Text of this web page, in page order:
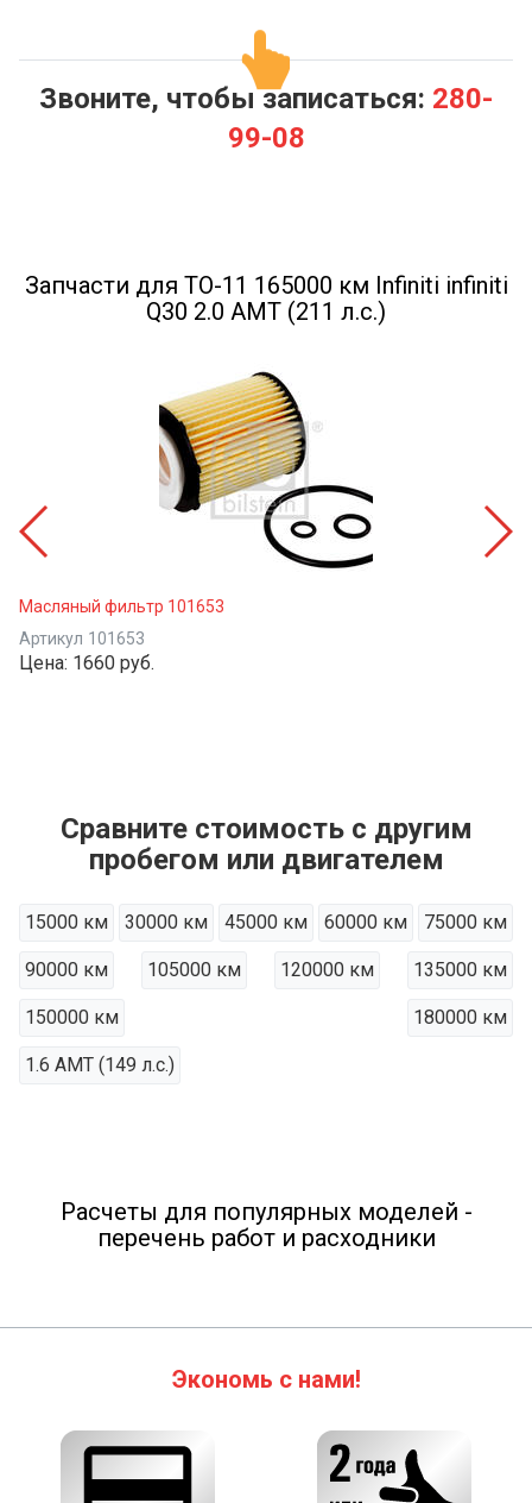
Звоните, чтобы записаться: 280-
99-08
Запчасти для ТО-11 165000 км Infiniti infiniti
Q30 2.0 AMT (211 л.с.)
Масляный фильтр 101653
Артикул 101653
Цена: 1660 руб.
Сравните стоимость с другим
пробегом или двигателем
15000 км 30000 км 45000 км 60000 км 75000 км
90000 км 105000 км 120000 км 135000 км
150000 км 180000 км
1.6 AMT (149 л.с.)
Расчеты для популярных моделей -
перечень работ и расходники
Экономь с нами!